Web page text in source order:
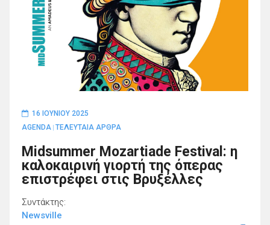
16 ΙΟΥΝΊΟΥ 2025
AGENDA ΤΕΛΕΥΤΑΙΑ ΑΡΘΡΑ
Midsummer Mozartiade Festival: η
καλοκαιρινή γιορτή της όπερας
επιστρέφει στις Βρυξέλλες
Συντάκτης:
Newsville